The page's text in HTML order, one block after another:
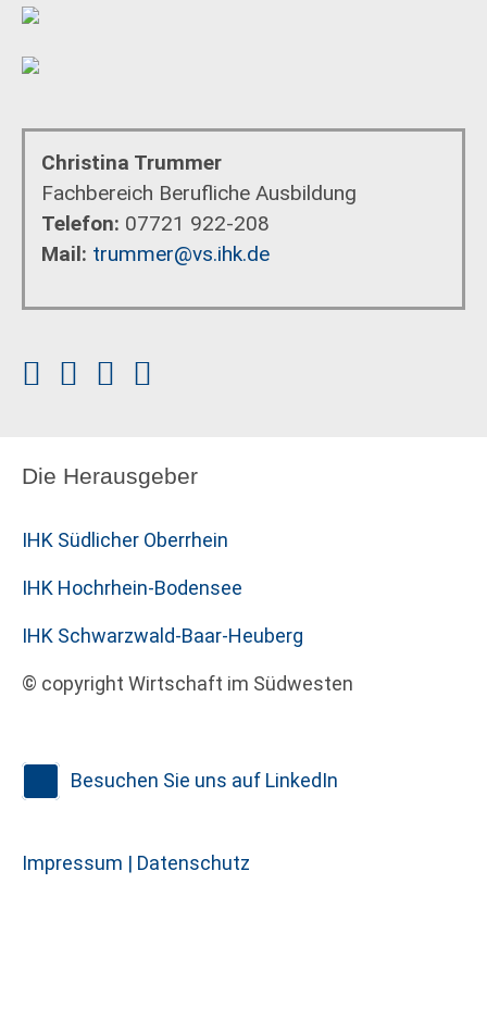
Christina Trummer
Fachbereich Berufliche Ausbildung
Telefon: 07721 922-208
Mail: trummer@vs.ihk.de
Die Herausgeber
IHK Südlicher Oberrhein
IHK Hochrhein-Bodensee
IHK Schwarzwald-Baar-Heuberg
© copyright Wirtschaft im Südwesten
Besuchen Sie uns auf LinkedIn
Impressum | Datenschutz